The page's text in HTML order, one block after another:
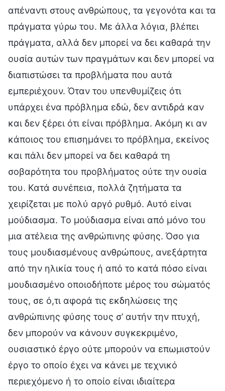
απέναντι στους ανθρώπους, τα γεγονότα και τα
πράγματα γύρω του. Με άλλα λόγια, βλέπει
πράγματα, αλλά δεν μπορεί να δει καθαρά την
ουσία αυτών των πραγμάτων και δεν μπορεί να
διαπιστώσει τα προβλήματα που αυτά
εμπεριέχουν. Όταν του υπενθυμίζεις ότι
υπάρχει ένα πρόβλημα εδώ, δεν αντιδρά καν
και δεν ξέρει ότι είναι πρόβλημα. Ακόμη κι αν
κάποιος του επισημάνει το πρόβλημα, εκείνος
και πάλι δεν μπορεί να δει καθαρά τη
σοβαρότητα του προβλήματος ούτε την ουσία
του. Κατά συνέπεια, πολλά ζητήματα τα
χειρίζεται με πολύ αργό ρυθμό. Αυτό είναι
μούδιασμα. Το μούδιασμα είναι από μόνο του
μια ατέλεια της ανθρώπινης φύσης. Όσο για
τους μουδιασμένους ανθρώπους, ανεξάρτητα
από την ηλικία τους ή από το κατά πόσο είναι
μουδιασμένο οποιοδήποτε μέρος του σώματός
τους, σε ό,τι αφορά τις εκδηλώσεις της
ανθρώπινης φύσης τους σ’ αυτήν την πτυχή,
δεν μπορούν να κάνουν συγκεκριμένο,
ουσιαστικό έργο ούτε μπορούν να επωμιστούν
έργο το οποίο έχει να κάνει με τεχνικό
περιεχόμενο ή το οποίο είναι ιδιαίτερα